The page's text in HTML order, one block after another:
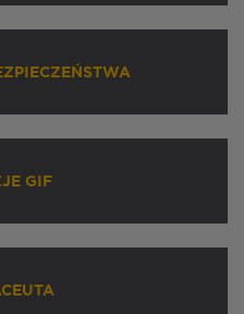
GIF